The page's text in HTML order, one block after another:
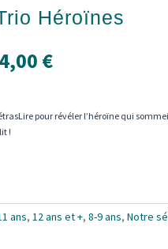
Héroïnes
:
€.
€Le
prix
est :
24,00 €.
pour révéler l’héroïne qui
!
ans, 12 ans et +, 8-9 ans, Notre